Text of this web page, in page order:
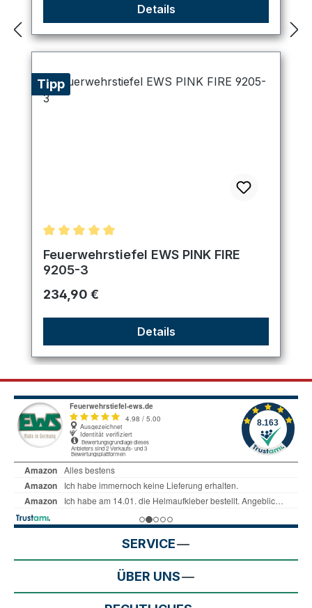
Details
Tipp
Durchschnittliche Bewertung von 5 von 5 Sternen
Feuerwehrstiefel EWS PINK FIRE
9205-3
Regulärer Preis:
234,90 €
Details
SERVICE
ÜBER UNS